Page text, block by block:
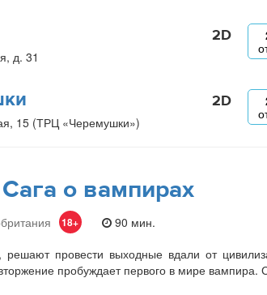
д. 31
2D
15 (ТРЦ «Черемушки»)
2D
о вампирах
18+
90 мин.
решают провести выходные вдали от
пробуждает первого в мире вампира.